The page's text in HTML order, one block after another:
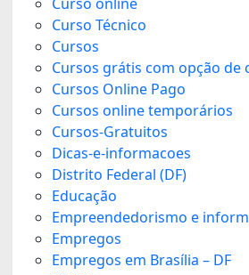
Curso Técnico
Cursos
Cursos grátis com opção de
Cursos Online Pago
Cursos online temporários
Cursos-Gratuitos
Dicas-e-informacoes
Distrito Federal (DF)
Educação
Empreendedorismo e
Empregos
Empregos em Brasília – DF